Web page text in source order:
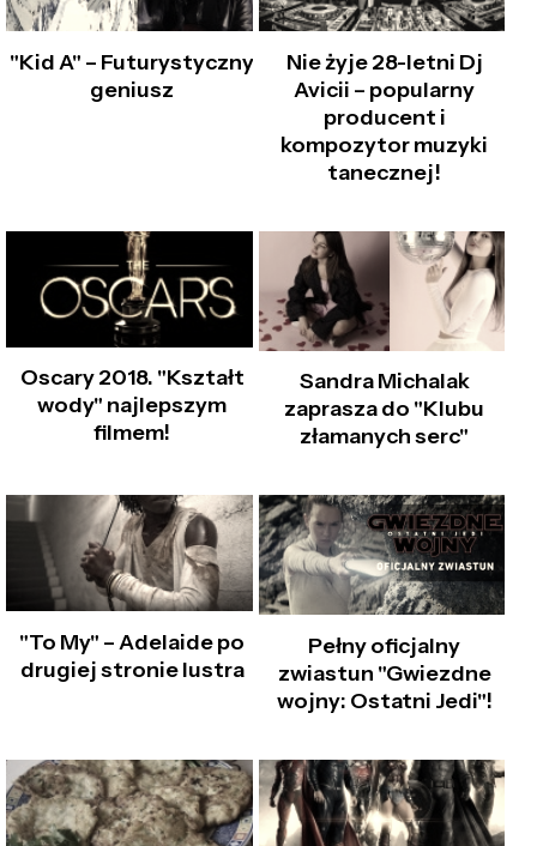
"Kid A" – Futurystyczny
geniusz
Nie żyje 28-letni Dj
Avicii – popularny
producent i
kompozytor muzyki
tanecznej!
Oscary 2018. "Kształt
wody" najlepszym
filmem!
Sandra Michalak
zaprasza do "Klubu
złamanych serc"
"To My" – Adelaide po
drugiej stronie lustra
Pełny oficjalny
zwiastun "Gwiezdne
wojny: Ostatni Jedi"!